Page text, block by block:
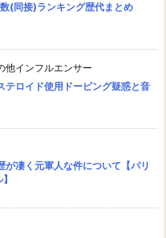
(同接)ランキング歴代まとめ
他インフルエンサー
テロイド使用ドーピング疑惑と音
が凄く元軍人な件について【パリ